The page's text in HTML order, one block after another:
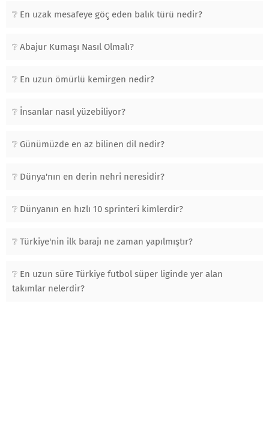
En uzak mesafeye göç eden balık türü nedir?
Abajur Kumaşı Nasıl Olmalı?
En uzun ömürlü kemirgen nedir?
İnsanlar nasıl yüzebiliyor?
Günümüzde en az bilinen dil nedir?
Dünya'nın en derin nehri neresidir?
Dünyanın en hızlı 10 sprinteri kimlerdir?
Türkiye'nin ilk barajı ne zaman yapılmıştır?
En uzun süre Türkiye futbol süper liginde yer alan
takımlar nelerdir?